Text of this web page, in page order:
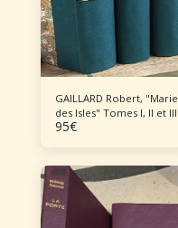
GAILLARD Robert, "Marie
des Isles" Tomes I, II et III
95€